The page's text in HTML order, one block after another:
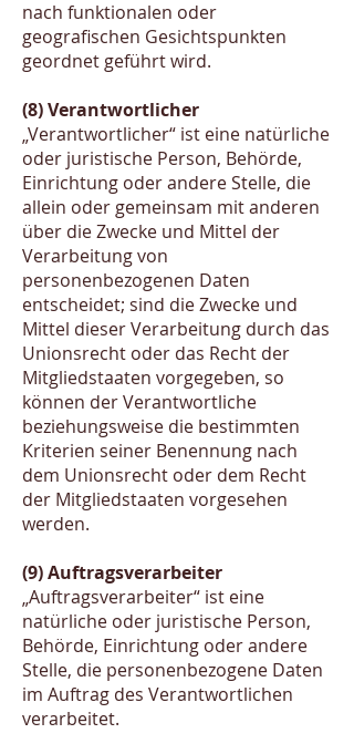
nach funktionalen oder
geografischen Gesichtspunkten
geordnet geführt wird.
(8) Verantwortlicher
„Verantwortlicher“ ist eine natürliche
oder juristische Person, Behörde,
Einrichtung oder andere Stelle, die
allein oder gemeinsam mit anderen
über die Zwecke und Mittel der
Verarbeitung von
personenbezogenen Daten
entscheidet; sind die Zwecke und
Mittel dieser Verarbeitung durch das
Unionsrecht oder das Recht der
Mitgliedstaaten vorgegeben, so
können der Verantwortliche
beziehungsweise die bestimmten
Kriterien seiner Benennung nach
dem Unionsrecht oder dem Recht
der Mitgliedstaaten vorgesehen
werden.
(9) Auftragsverarbeiter
„Auftragsverarbeiter“ ist eine
natürliche oder juristische Person,
Behörde, Einrichtung oder andere
Stelle, die personenbezogene Daten
im Auftrag des Verantwortlichen
verarbeitet.